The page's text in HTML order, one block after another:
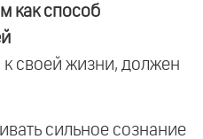
как способ
своей жизни, должен
сильное сознание